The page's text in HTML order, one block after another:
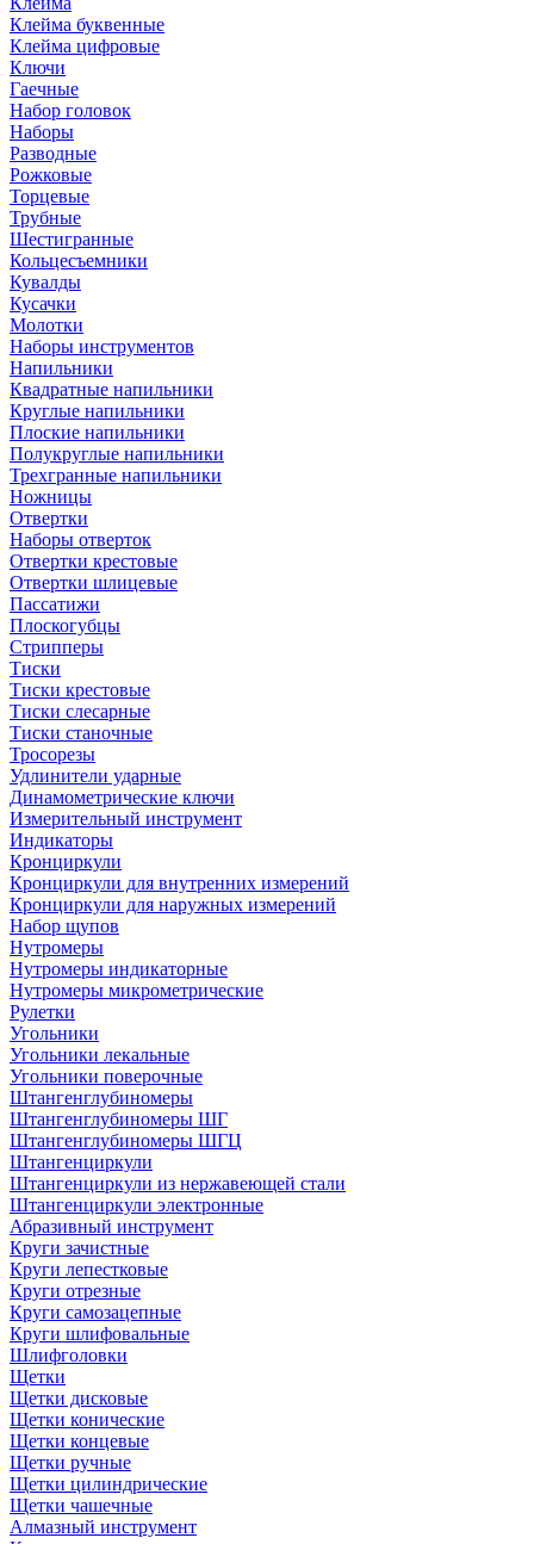
Клейма буквенные
Клейма цифровые
Ключи
Гаечные
Набор головок
Наборы
Разводные
Рожковые
Торцевые
Трубные
Шестигранные
Кольцесъемники
Кувалды
Кусачки
Молотки
Наборы инструментов
Напильники
Квадратные напильники
Круглые напильники
Плоские напильники
Полукруглые напильники
Трехгранные напильники
Ножницы
Отвертки
Наборы отверток
Отвертки крестовые
Отвертки шлицевые
Пассатижи
Плоскогубцы
Стрипперы
Тиски
Тиски крестовые
Тиски слесарные
Тиски станочные
Тросорезы
Удлинители ударные
Динамометрические ключи
Измерительный инструмент
Индикаторы
Кронциркули
Кронциркули для внутренних измерений
Кронциркули для наружных измерений
Набор щупов
Нутромеры
Нутромеры индикаторные
Нутромеры микрометрические
Рулетки
Угольники
Угольники лекальные
Угольники поверочные
Штангенглубиномеры
Штангенглубиномеры ШГ
Штангенглубиномеры ШГЦ
Штангенциркули
Штангенциркули из нержавеющей стали
Штангенциркули электронные
Абразивный инструмент
Круги зачистные
Круги лепестковые
Круги отрезные
Круги самозацепные
Круги шлифовальные
Шлифголовки
Щетки
Щетки дисковые
Щетки конические
Щетки концевые
Щетки ручные
Щетки цилиндрические
Щетки чашечные
Алмазный инструмент